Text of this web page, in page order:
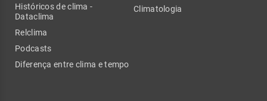
Históricos de clima -
Dataclima
Relclima
Podcasts
Diferença entre clima e tempo
Climatologia